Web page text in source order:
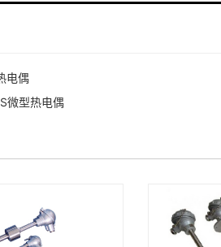
电偶
微型热电偶